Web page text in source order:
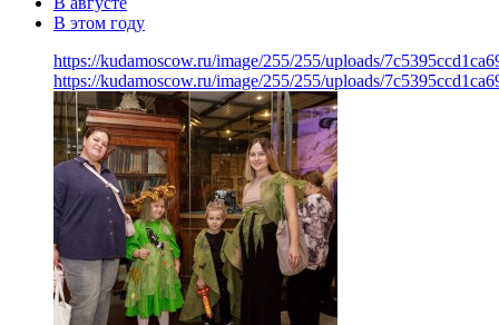
В этом году
https://kudamoscow.ru/image/255/255/uploads/
https://kudamoscow.ru/image/255/255/uploads/